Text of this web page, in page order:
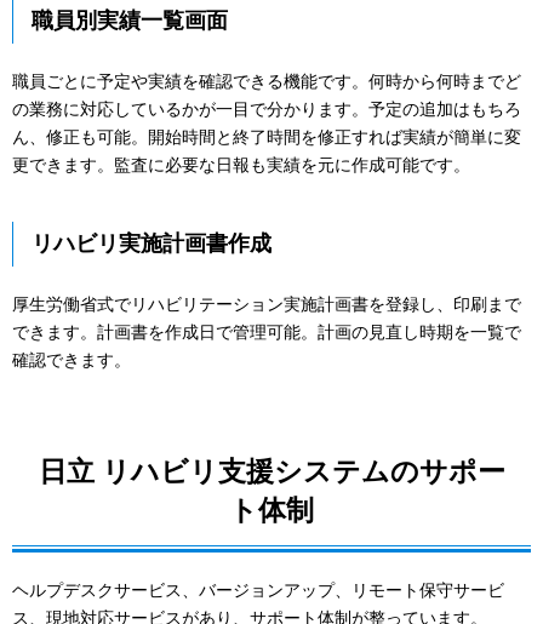
職員別実績一覧画面
職員ごとに予定や実績を確認できる機能です。何時から何時までど
の業務に対応しているかが一目で分かります。予定の追加はもちろ
ん、修正も可能。開始時間と終了時間を修正すれば実績が簡単に変
更できます。監査に必要な日報も実績を元に作成可能です。
リハビリ実施計画書作成
厚生労働省式でリハビリテーション実施計画書を登録し、印刷まで
できます。計画書を作成日で管理可能。計画の見直し時期を一覧で
確認できます。
日立 リハビリ支援システムのサポー
ト体制
ヘルプデスクサービス、バージョンアップ、リモート保守サービ
ス、現地対応サービスがあり、サポート体制が整っています。